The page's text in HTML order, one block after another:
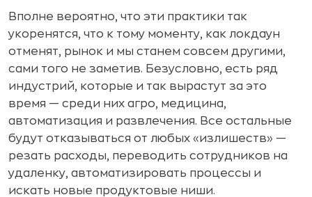
Вполне вероятно, что эти практики так
укоренятся, что к тому моменту, как локдаун
отменят, рынок и мы станем совсем другими,
сами того не заметив. Безусловно, есть ряд
индустрий, которые и так вырастут за это
время — среди них агро, медицина,
автоматизация и развлечения. Все остальные
будут отказываться от любых «излишеств» —
резать расходы, переводить сотрудников на
удаленку, автоматизировать процессы и
искать новые продуктовые ниши.